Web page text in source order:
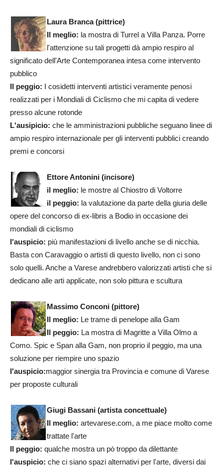
Laura Branca (pittrice)
Il meglio: la mostra di Turrel a Villa Panza. Porre
l'attenzione su tali progetti dà ampio respiro al
significato dell'Arte Contemporanea intesa come intervento
pubblico
Il peggio: I cosidetti interventi artistici veramente penosi
realizzati per i Mondiali di Ciclismo che mi capita di vedere
presso alcune rotonde
L'ausipicio: che le amministrazioni pubbliche seguano linee di
ampio respiro internazionale per gli interventi pubblici creando
premi e concorsi
Ettore Antonini (incisore)
il meglio: le mostre al Chiostro di Voltorre
il peggio: la valutazione da parte della giuria delle
opere del concorso di ex-libris a Bodio in occasione dei
mondiali di ciclismo
l'auspicio: più manifestazioni di livello anche se di nicchia.
Basta con Caravaggio o artisti di questo livello, non ci sono
solo quelli. Anche a Varese andrebbero valorizzati artisti che si
dedicano alle arti applicate, non solo pittura e scultura
Massimo Conconi (pittore)
Il meglio: Le trame di penelope alla Gam
Il peggio: La mostra di Magritte a Villa Olmo a
Como. Spic e Span alla Gam, non proprio il peggio, ma una
soluzione per riempire uno spazio
l'auspicio:maggior sinergia tra Provincia e comune di Varese
per proposte culturali
Giugi Bassani (artista concettuale)
Il meglio: artevarese.com, a me piace molto come
trattate l'arte
Il peggio: qualche mostra un pò troppo da dilettante
l'auspicio: che ci siano spazi alternativi per l'arte, diversi dai